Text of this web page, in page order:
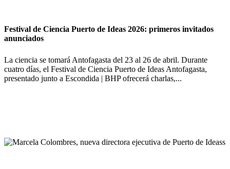
Festival de Ciencia Puerto de Ideas 2026: primeros invitados
anunciados
La ciencia se tomará Antofagasta del 23 al 26 de abril. Durante
cuatro días, el Festival de Ciencia Puerto de Ideas Antofagasta,
presentado junto a Escondida | BHP ofrecerá charlas,...